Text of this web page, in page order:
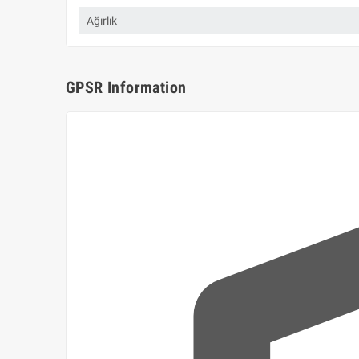
Ağırlık
GPSR Information